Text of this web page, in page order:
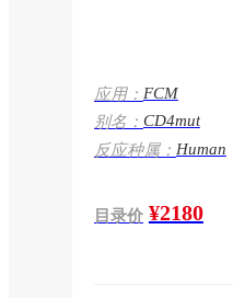
应用： FCM
别名： CD4mut
反应种属： Human
目录价 ¥2180